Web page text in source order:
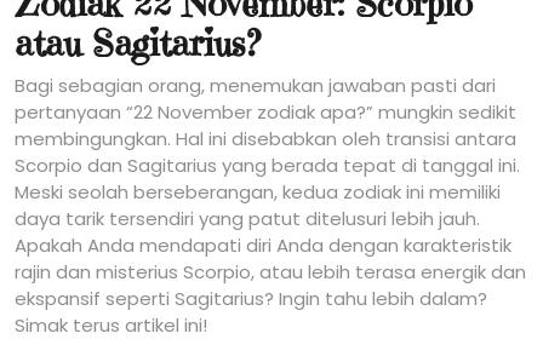
atau Sagitarius?
Bagi sebagian orang, menemukan jawaban pasti dari
pertanyaan “22 November zodiak apa?” mungkin sedikit
membingungkan. Hal ini disebabkan oleh transisi antara
Scorpio dan Sagitarius yang berada tepat di tanggal ini.
Meski seolah berseberangan, kedua zodiak ini memiliki
daya tarik tersendiri yang patut ditelusuri lebih jauh.
Apakah Anda mendapati diri Anda dengan karakteristik
rajin dan misterius Scorpio, atau lebih terasa energik dan
ekspansif seperti Sagitarius? Ingin tahu lebih dalam?
Simak terus artikel ini!